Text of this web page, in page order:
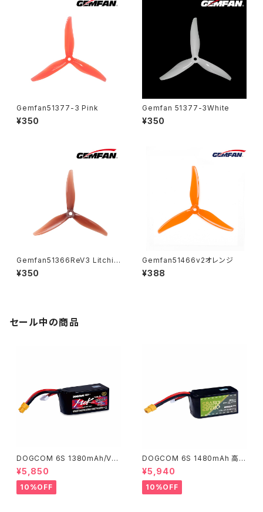
Gemfan51377-3 Pink
¥350
Gemfan 51377-3White
¥350
Gemfan51366ReV3 Litchi
Red
¥350
Gemfan51466v2オレンジ
¥388
セール中の商品
DOGCOM 6S 1380mAh/V2.
0 高出力レース用 DOGCOM 1
380mAh 160C 6S 22.2V lip
o battery - MCK EDITION
¥5,850
10%OFF
DOGCOM 6S 1480mAh 高出
力レース用 DOGCOM 1480m
Ah 150C 6S 22.2V lipo batt
ery - SBANG EDITION
¥5,940
10%OFF